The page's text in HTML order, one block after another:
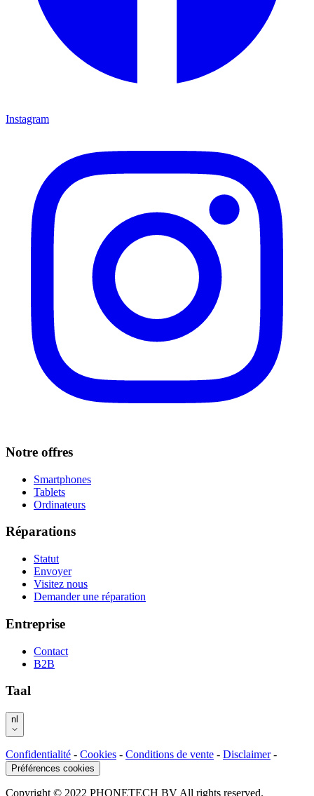
Instagram
Notre offres
Smartphones
Tablets
Ordinateurs
Réparations
Statut
Envoyer
Visitez nous
Demander une réparation
Entreprise
Contact
B2B
Taal
nl
Confidentialité - Cookies - Conditions de vente - Disclaimer -
Préférences cookies
Copyright © 2022 PHONETECH BV All rights reserved.